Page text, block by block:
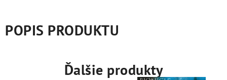
POPIS PRODUKTU
Ďalšie produkty